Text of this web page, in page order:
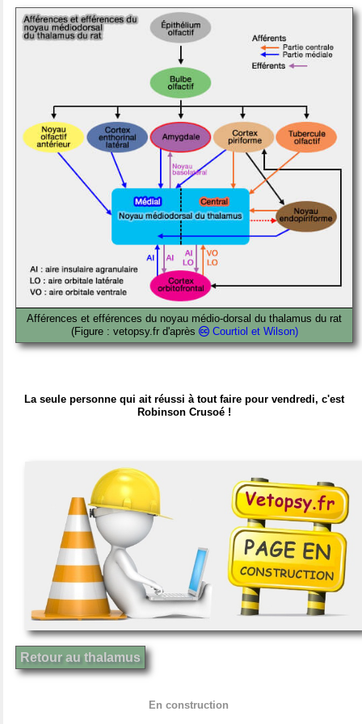
Afférences et efférences du noyau médio-dorsal du thalamus du rat
(Figure : vetopsy.fr d'après
Courtiol et Wilson)
La seule personne qui ait réussi à tout faire pour vendredi, c'est
Robinson Crusoé !
Retour au thalamus
En construction